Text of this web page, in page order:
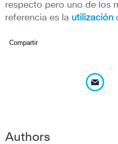
respecto pero uno de los
referencia es la utilización
Compartir
Authors